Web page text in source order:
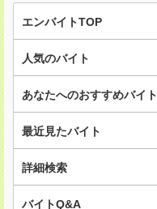
エンバイトTOP
人気のバイト
あなたへのおすすめバイト
最近見たバイト
詳細検索
バイトQ&A